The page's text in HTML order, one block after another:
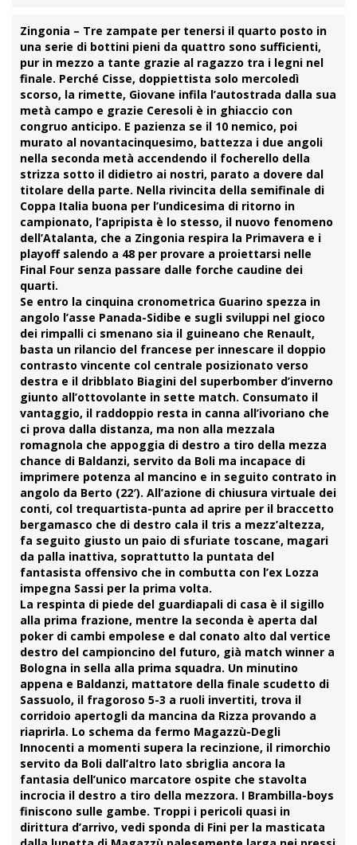
Zingonia – Tre zampate per tenersi il quarto posto in
una serie di bottini pieni da quattro sono sufficienti,
pur in mezzo a tante grazie al ragazzo tra i legni nel
finale. Perché Cisse, doppiettista solo mercoledì
scorso, la rimette, Giovane infila l’autostrada dalla sua
metà campo e grazie Ceresoli è in ghiaccio con
congruo anticipo. E pazienza se il 10 nemico, poi
murato al novantacinquesimo, battezza i due angoli
nella seconda metà accendendo il focherello della
strizza sotto il didietro ai nostri, parato a dovere dal
titolare della parte. Nella rivincita della semifinale di
Coppa Italia buona per l’undicesima di ritorno in
campionato, l’apripista è lo stesso, il nuovo fenomeno
dell’Atalanta, che a Zingonia respira la Primavera e i
playoff salendo a 48 per provare a proiettarsi nelle
Final Four senza passare dalle forche caudine dei
quarti.
Se entro la cinquina cronometrica Guarino spezza in
angolo l’asse Panada-Sidibe e sugli sviluppi nel gioco
dei rimpalli ci smenano sia il guineano che Renault,
basta un rilancio del francese per innescare il doppio
contrasto vincente col centrale posizionato verso
destra e il dribblato Biagini del superbomber d’inverno
giunto all’ottovolante in sette match. Consumato il
vantaggio, il raddoppio resta in canna all’ivoriano che
ci prova dalla distanza, ma non alla mezzala
romagnola che appoggia di destro a tiro della mezza
chance di Baldanzi, servito da Boli ma incapace di
imprimere potenza al mancino e in seguito contrato in
angolo da Berto (22′). All’azione di chiusura virtuale dei
conti, col trequartista-punta ad aprire per il braccetto
bergamasco che di destro cala il tris a mezz’altezza,
fa seguito giusto un paio di sfuriate toscane, magari
da palla inattiva, soprattutto la puntata del
fantasista offensivo che in combutta con l’ex Lozza
impegna Sassi per la prima volta.
La respinta di piede del guardiapali di casa è il sigillo
alla prima frazione, mentre la seconda è aperta dal
poker di cambi empolese e dal conato alto dal vertice
destro del campioncino del futuro, già match winner a
Bologna in sella alla prima squadra. Un minutino
appena e Baldanzi, mattatore della finale scudetto di
Sassuolo, il fragoroso 5-3 a ruoli invertiti, trova il
corridoio apertogli da mancina da Rizza provando a
riaprirla. Lo schema da fermo Magazzù-Degli
Innocenti a momenti supera la recinzione, il rimorchio
servito da Boli dall’altro lato sbriglia ancora la
fantasia dell’unico marcatore ospite che stavolta
incrocia il destro a tiro della mezzora. I Brambilla-boys
finiscono sulle gambe. Troppi i pericoli quasi in
dirittura d’arrivo, vedi sponda di Fini per la masticata